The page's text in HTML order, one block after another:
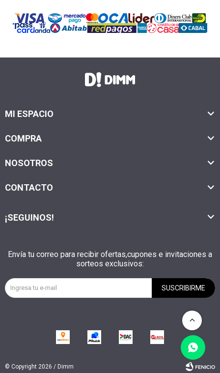
MI ESPACIO
COMPRA
NOSOTROS
CONTACTO
Envía tu correo para recibir ofertas,cupones e invitaciones a
sorteos exclusivos:
SUSCRIBIRME
¡SEGUINOS!
© Copyright 2026 / Dimm